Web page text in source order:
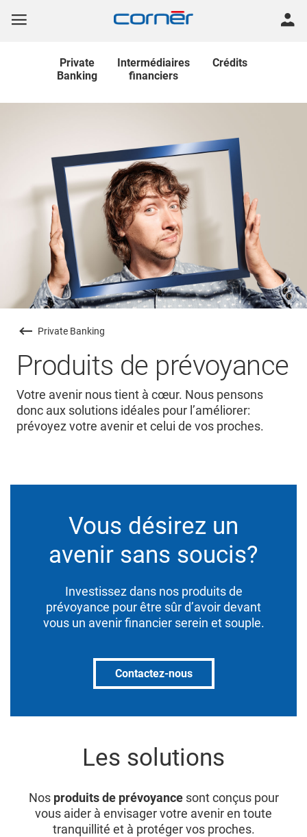
Private
Banking
Intermédiaires
financiers
Crédits
Private Banking
Produits de prévoyance
Votre avenir nous tient à cœur. Nous pensons
donc aux solutions idéales pour l’améliorer:
prévoyez votre avenir et celui de vos proches.
Vous désirez un
avenir sans soucis?
Investissez dans nos produits de
prévoyance pour être sûr d’avoir devant
vous un avenir financier serein et souple.
Contactez-nous
Les solutions
Nos produits de prévoyancesont conçus pour
vous aider à envisager votre avenir en toute
tranquillité et à protéger vos proches.